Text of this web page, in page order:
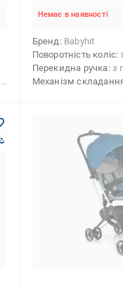
Немає в наявності
Бренд Babyhit
Поворотність коліс
Перекидна ручка з
Механізм